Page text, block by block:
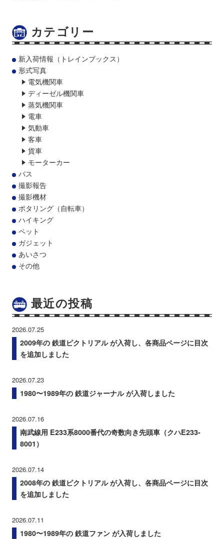
カテゴリー
新入荷情報（トレインブックス）
形式写真
電気機関車
ディーゼル機関車
蒸気機関車
電車
気動車
客車
貨車
モーターカー
バス
撮影報告
撮影機材
ポタリング（自転車）
ハイキング
ペット
ガジェット
あいさつ
その他
最近の投稿
2026.07.25
2009年の 鉄道ピクトリアル が入荷し、各商品ページに目次
を追加しました
2026.07.23
1980〜1989年の 鉄道ジャーナル が入荷しました
2026.07.16
南武線用 E233系8000番代の奇数向き先頭車（クハE233-
8001）
2026.07.14
2008年の 鉄道ピクトリアル が入荷し、各商品ページに目次
を追加しました
2026.07.11
1980〜1989年の 鉄道ファン が入荷しました